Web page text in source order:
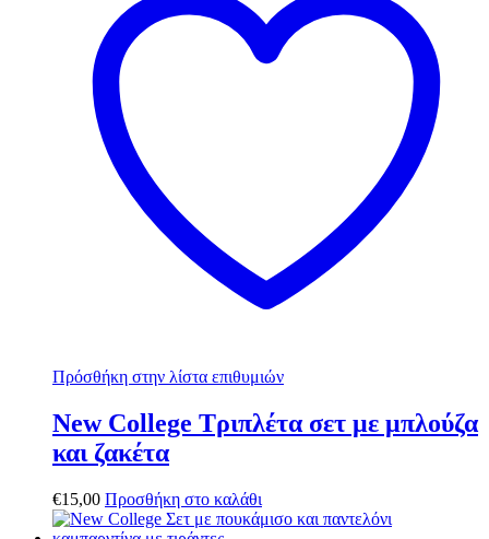
Πρόσθήκη στην λίστα επιθυμιών
New College Τριπλέτα σετ με μπλούζα
και ζακέτα
€15,00 Προσθήκη στο καλάθι